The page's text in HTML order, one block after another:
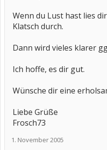
Wenn du Lust hast lies
Klatsch durch.
Dann wird vieles klarer
Ich hoffe, es dir gut.
Wünsche dir eine
Liebe Grüße
Frosch73
1. November 2005